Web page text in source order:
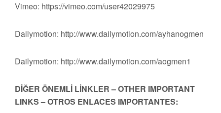
Vimeo: https://vimeo.com/user42029975
Dailymotion: http://www.dailymotion.com/ayhanogmen
Dailymotion: http://www.dailymotion.com/aogmen1
DİĞER ÖNEMLİ LİNKLER – OTHER IMPORTANT
LINKS – OTROS ENLACES IMPORTANTES: